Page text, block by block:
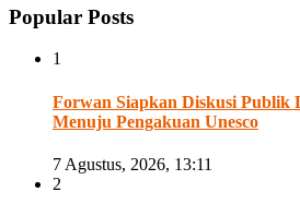
Popular Posts
1
Forwan Siapkan Diskusi Publik
Menuju Pengakuan Unesco
7 Agustus, 2026, 13:11
2